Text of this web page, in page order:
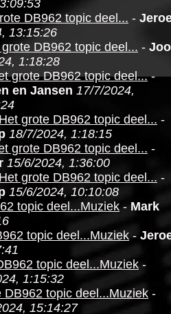
DB962 topic deel... -
13:15:26
DB962 topic deel... -
1:18:28
grote DB962 topic deel...-
en Jansen 17/7/2024,
grote DB962 topic deel... -
18/7/2024, 1:18:15
grote DB962 topic deel... -
15/6/2024, 1:36:00
grote DB962 topic deel... -
15/6/2024, 10:10:08
topic deel...Muziek - Mark
topic deel...Muziek -
topic deel...Muziek -
1:15:32
DB962 topic deel...Muziek -
15:14:27